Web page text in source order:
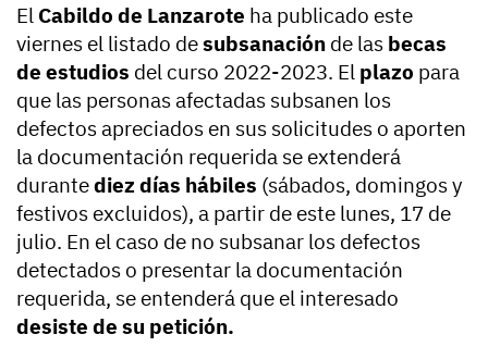
El Cabildo de Lanzarote ha publicado este
viernes el listado desubsanación de las becas
de estudios del curso 2022-2023. El plazo para
que las personas afectadas subsanen los
defectos apreciados en sus solicitudes o aporten
la documentación requerida se extenderá
durantediez días hábiles (sábados, domingos y
festivos excluidos), a partir de este lunes, 17 de
julio. En el caso de no subsanar los defectos
detectados o presentar la documentación
requerida, se entenderá que el interesado
desiste de su petición.